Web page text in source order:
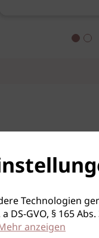
Technologien
DS-GVO, § 165
anzeigen